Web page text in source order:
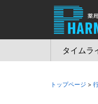
タイムラ
トップページ >